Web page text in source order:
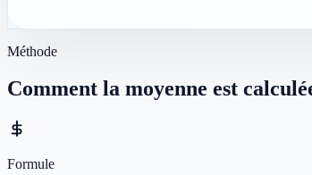
Méthode
Comment la moyenne est
Formule